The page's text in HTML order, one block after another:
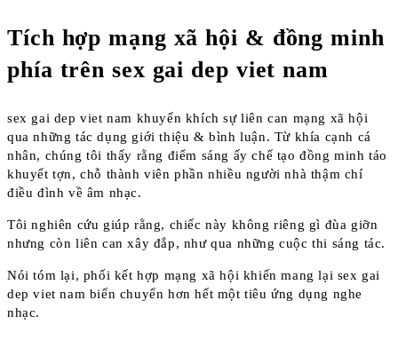
Tích hợp mạng xã hội & đồng minh
phía trên sex gai dep viet nam
sex gai dep viet nam khuyến khích sự liên can mạng xã hội
qua những tác dụng giới thiệu & bình luận. Từ khía cạnh cá
nhân, chúng tôi thấy rằng điểm sáng ấy chế tạo đồng minh táo
khuyết tợn, chỗ thành viên phần nhiều người nhà thậm chí
điều đình về âm nhạc.
Tôi nghiên cứu giúp rằng, chiếc này không riêng gì đùa giỡn
nhưng còn liên can xây đắp, như qua những cuộc thi sáng tác.
Nói tóm lại, phối kết hợp mạng xã hội khiến mang lại sex gai
dep viet nam biến chuyển hơn hết một tiêu ứng dụng nghe
nhạc.